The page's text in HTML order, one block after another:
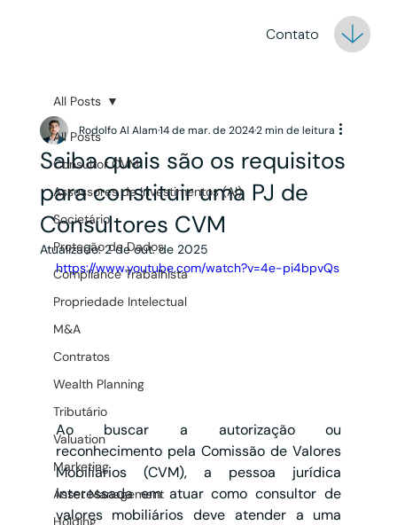
Contato
All Posts
Consultor CVM
Assessores de Investimentos (AI)
Societário
Proteção de Dados
Compliance Trabalhista
Propriedade Intelectual
M&A
Contratos
Wealth Planning
Tributário
Valuation
Marketing
Asset Management
Holding
All Posts
Saiba quais são os requisitos
para constituir uma PJ de
Consultores CVM
Rodolfo Al Alam14 de mar. de 20242 min de leitura
Atualizado:2 de out. de 2025
https://www.youtube.com/watch?v=4e-pi4bpvQs
Ao buscar a autorização ou
reconhecimento pela Comissão de Valores
Mobiliários (CVM), a pessoa jurídica
interessada em atuar como consultor de
valores mobiliários deve atender a uma